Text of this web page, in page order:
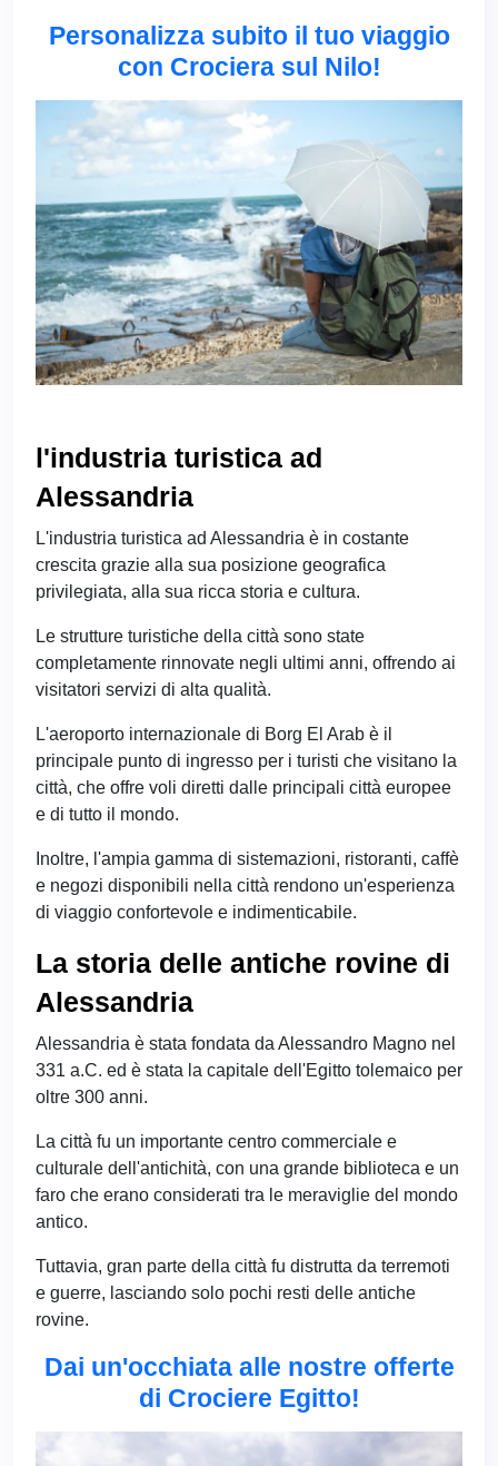
Personalizza subito il tuo viaggio
con Crociera sul Nilo!
l'industria turistica ad
Alessandria
L'industria turistica ad Alessandria è in costante
crescita grazie alla sua posizione geografica
privilegiata, alla sua ricca storia e cultura.
Le strutture turistiche della città sono state
completamente rinnovate negli ultimi anni, offrendo ai
visitatori servizi di alta qualità.
L'aeroporto internazionale di Borg El Arab è il
principale punto di ingresso per i turisti che visitano la
città, che offre voli diretti dalle principali città europee
e di tutto il mondo.
Inoltre, l'ampia gamma di sistemazioni, ristoranti, caffè
e negozi disponibili nella città rendono un'esperienza
di viaggio confortevole e indimenticabile.
La storia delle antiche rovine di
Alessandria
Alessandria è stata fondata da Alessandro Magno nel
331 a.C. ed è stata la capitale dell'Egitto tolemaico per
oltre 300 anni.
La città fu un importante centro commerciale e
culturale dell'antichità, con una grande biblioteca e un
faro che erano considerati tra le meraviglie del mondo
antico.
Tuttavia, gran parte della città fu distrutta da terremoti
e guerre, lasciando solo pochi resti delle antiche
rovine.
Dai un'occhiata alle nostre offerte
di Crociere Egitto!